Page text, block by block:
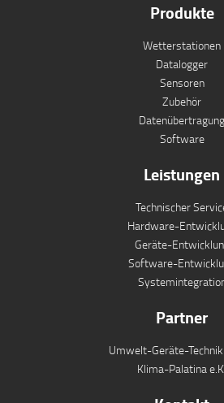
Produkte
Wetterstationen
Datalogger
Sensoren
Zubehör
Datenübertragung
Software
Leistungen
Technischer
Hardware-
Geräte-
Software-
Partner
Umwelt-Geräte-
Klima-Palatina